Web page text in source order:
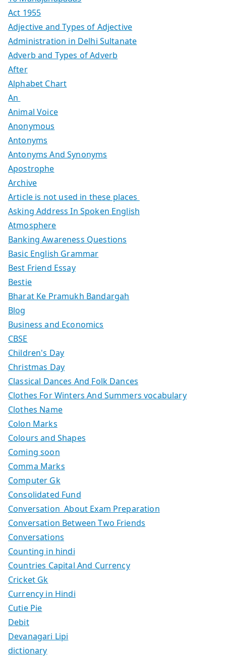
Act 1955
Adjective and Types of Adjective
Administration in Delhi Sultanate
Adverb and Types of Adverb
After
Alphabet Chart
An
Animal Voice
Anonymous
Antonyms
Antonyms And Synonyms
Apostrophe
Archive
Article is not used in these places
Asking Address In Spoken English
Atmosphere
Banking Awareness Questions
Basic English Grammar
Best Friend Essay
Bestie
Bharat Ke Pramukh Bandargah
Blog
Business and Economics
CBSE
Children's Day
Christmas Day
Classical Dances And Folk Dances
Clothes For Winters And Summers vocabulary
Clothes Name
Colon Marks
Colours and Shapes
Coming soon
Comma Marks
Computer Gk
Consolidated Fund
Conversation About Exam Preparation
Conversation Between Two Friends
Conversations
Counting in hindi
Countries Capital And Currency
Cricket Gk
Currency in Hindi
Cutie Pie
Debit
Devanagari Lipi
dictionary